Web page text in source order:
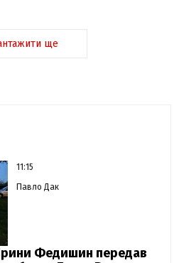
ще
11:15
Павло Дак
Федишин передав